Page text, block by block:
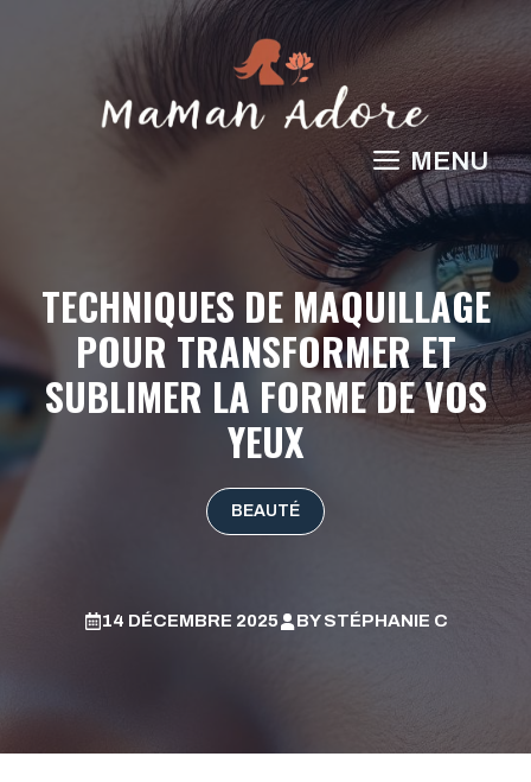
MENU
TECHNIQUES DE MAQUILLAGE
POUR TRANSFORMER ET
SUBLIMER LA FORME DE VOS
YEUX
BEAUTÉ
14 DÉCEMBRE 2025 BYSTÉPHANIE C